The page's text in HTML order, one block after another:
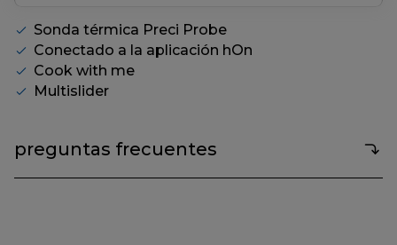
Sonda térmica Preci Probe
Conectado a la aplicación hOn
Cook with me
Multislider
preguntas frecuentes